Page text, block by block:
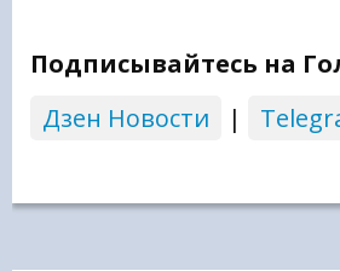
Подписывайтесь на
Дзен Новости
|